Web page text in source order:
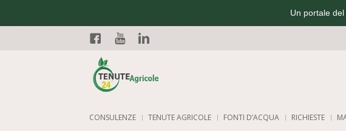
Un portale
Facebook
CONSULENZE TENUTE AGRICOLE FONTI D’ACQUA RICHIESTE